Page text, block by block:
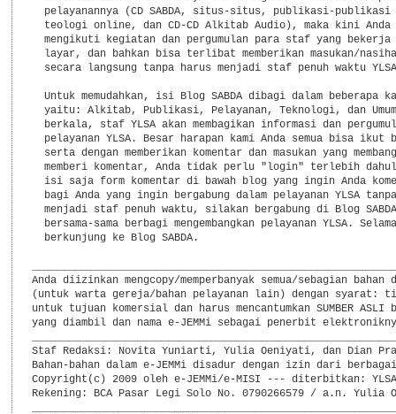
pelayanannya (CD SABDA, situs-situs, publikasi-
teologi online, dan CD-CD Alkitab Audio), maka kini
mengikuti kegiatan dan pergumulan para staf yang
layar, dan bahkan bisa terlibat memberikan masukan/
secara langsung tanpa harus menjadi staf penuh waktu
Untuk memudahkan, isi Blog SABDA dibagi dalam beberapa
yaitu: Alkitab, Publikasi, Pelayanan, Teknologi, dan
berkala, staf YLSA akan membagikan informasi dan
pelayanan YLSA. Besar harapan kami Anda semua bisa ikut
serta dengan memberikan komentar dan masukan yang
memberi komentar, Anda tidak perlu "login" terlebih
isi saja form komentar di bawah blog yang ingin Anda
bagi Anda yang ingin bergabung dalam pelayanan YLSA
menjadi staf penuh waktu, silakan bergabung di Blog
bersama-sama berbagi mengembangkan pelayanan YLSA.
  berkunjung ke Blog SABDA.
Anda diizinkan mengcopy/memperbanyak semua/sebagian bahan
(untuk warta gereja/bahan pelayanan lain) dengan syarat:
untuk tujuan komersial dan harus mencantumkan SUMBER ASLI
yang diambil dan nama e-JEMMi sebagai penerbit
Staf Redaksi: Novita Yuniarti, Yulia Oeniyati, dan Dian
Bahan-bahan dalam e-JEMMi disadur dengan izin dari
Copyright(c) 2009 oleh e-JEMMi/e-MISI --- diterbitkan:
Rekening: BCA Pasar Legi Solo No. 0790266579 / a.n. Yulia